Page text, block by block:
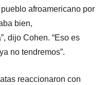
afroamericano por
bien,
dijo Cohen. “Eso es
no tendremos”.
reaccionaron con